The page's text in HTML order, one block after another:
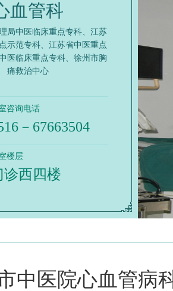
血管科
局中医临床重点专科、江苏
示范专科、江苏省中医重点
医临床重点专科、徐州市胸
痛救治中心
咨询电话
－67663504
楼层
诊西四楼
医院心血管病科